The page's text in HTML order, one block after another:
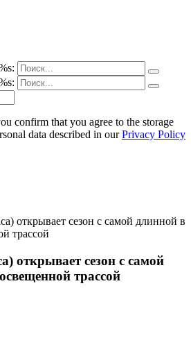
confirm that you agree to the storage
data described in ourPrivacy Policy
открывает сезон с самой длинной в
трассой
открывает сезон с самой
трассой